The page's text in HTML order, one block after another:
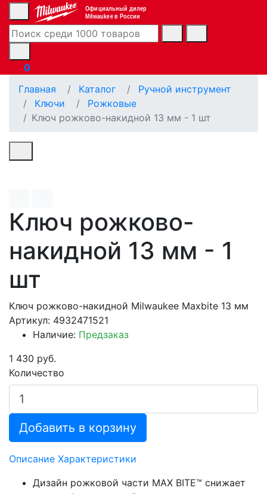
Официальный дилер
Milwaukee в России
0
Главная
Каталог
Ручной инструмент
Ключи
Рожковые
Ключ рожково-накидной 13 мм - 1 шт
Ключ рожково-
накидной 13 мм - 1
шт
Ключ рожково-накидной Milwaukee Maxbite 13 мм
Артикул: 4932471521
Наличие: Предзаказ
1 430 руб.
Количество
Добавить в корзину
Описание Характеристики
Дизайн рожковой части MAX BITE™ снижает